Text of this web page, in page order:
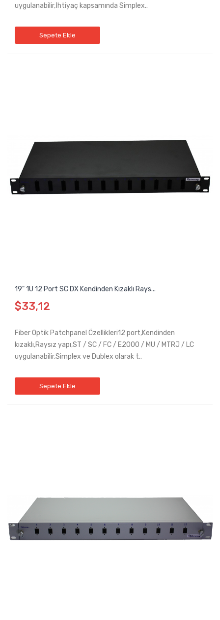
uygulanabilir,İhtiyaç kapsamında Simplex..
Sepete Ekle
19" 1U 12 Port SC DX Kendinden Kızaklı Rays...
$33,12
Fiber Optik Patchpanel Özellikleri12 port,Kendinden
kızaklı,Raysız yapı,ST / SC / FC / E2000 / MU / MTRJ / LC
uygulanabilir,Simplex ve Dublex olarak t..
Sepete Ekle